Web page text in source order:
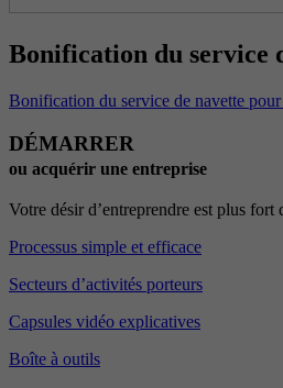
Bonification du service
Bonification du service de navette
DÉMARRER
ou acquérir une entreprise
Votre désir d’entreprendre est plus
Processus simple et efficace
Secteurs d’activités porteurs
Capsules vidéo explicatives
Boîte à outils